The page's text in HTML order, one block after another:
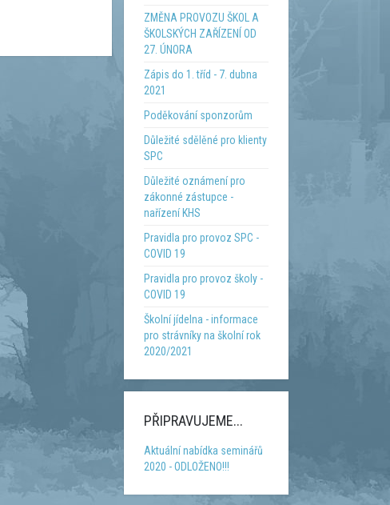
ZMĚNA PROVOZU ŠKOL A
ŠKOLSKÝCH ZAŘÍZENÍ OD
27. ÚNORA
Zápis do 1. tříd - 7. dubna
2021
Poděkování sponzorům
Důležité sdělěné pro klienty
SPC
Důležité oznámení pro
zákonné zástupce -
nařízení KHS
Pravidla pro provoz SPC -
COVID 19
Pravidla pro provoz školy -
COVID 19
Školní jídelna - informace
pro strávníky na školní rok
2020/2021
PŘIPRAVUJEME...
Aktuální nabídka seminářů
2020 - ODLOŽENO!!!